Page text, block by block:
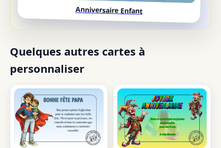
Anniversaire Enfant
Quelques autres cartes à
personnaliser